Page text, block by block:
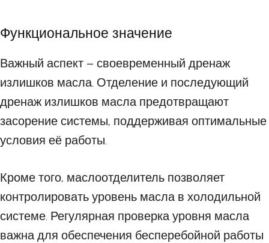
Функциональное значение
Важный аспект – своевременный дренаж
излишков масла. Отделение и последующий
дренаж излишков масла предотвращают
засорение системы, поддерживая оптимальные
условия её работы.
Кроме того, маслоотделитель позволяет
контролировать уровень масла в холодильной
системе. Регулярная проверка уровня масла
важна для обеспечения бесперебойной работы